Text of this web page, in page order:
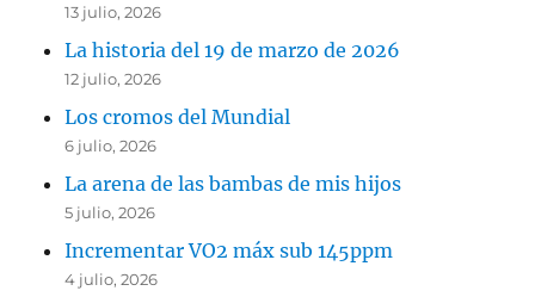
13 julio, 2026
La historia del 19 de marzo de 2026
12 julio, 2026
Los cromos del Mundial
6 julio, 2026
La arena de las bambas de mis hijos
5 julio, 2026
Incrementar VO2 máx sub 145ppm
4 julio, 2026